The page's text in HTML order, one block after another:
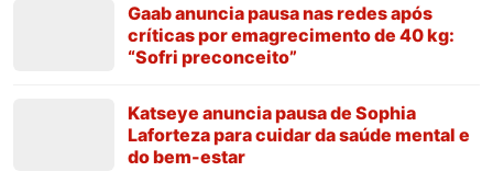
Gaab anuncia pausa nas redes após
críticas por emagrecimento de 40 kg:
“Sofri preconceito”
Katseye anuncia pausa de Sophia
Laforteza para cuidar da saúde mental e
do bem-estar